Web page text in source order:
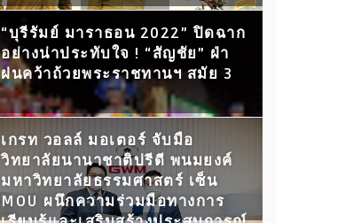
“บุรีรัมย์ มาราธอน 2022” ปิดฉาก
อย่างน่าประทับใจ ! “สัญชัย” ฝ่า
ฝนคว้าถ้วยพระราชทานฯ สมัย 3
เกรท วอลล์ มอเตอร์ จับมือ
วิทยาลัยนานาชาติปรีดี พนมยงค์
มหาวิทยาลัยธรรมศาสตร์ เซ็น
MOU ผนึกความร่วมมือทางการ